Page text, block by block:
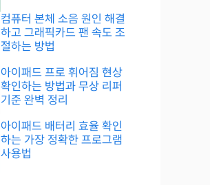
컴퓨터 본체 소음 원인 해결
하고 그래픽카드 팬 속도 조
절하는 방법
아이패드 프로 휘어짐 현상
확인하는 방법과 무상 리퍼
기준 완벽 정리
아이패드 배터리 효율 확인
하는 가장 정확한 프로그램
사용법